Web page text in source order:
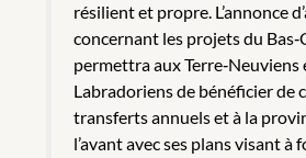
résilient et propre. L’annonce
concernant les projets du
permettra aux Terre‑Neuviens
Labradoriens de bénéficier de
transferts annuels et à la
l’avant avec ses plans visant à